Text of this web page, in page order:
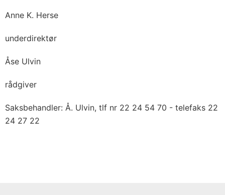
Anne K. Herse
underdirektør
Åse Ulvin
rådgiver
Saksbehandler: Å. Ulvin, tlf nr 22 24 54 70 - telefaks 22
24 27 22